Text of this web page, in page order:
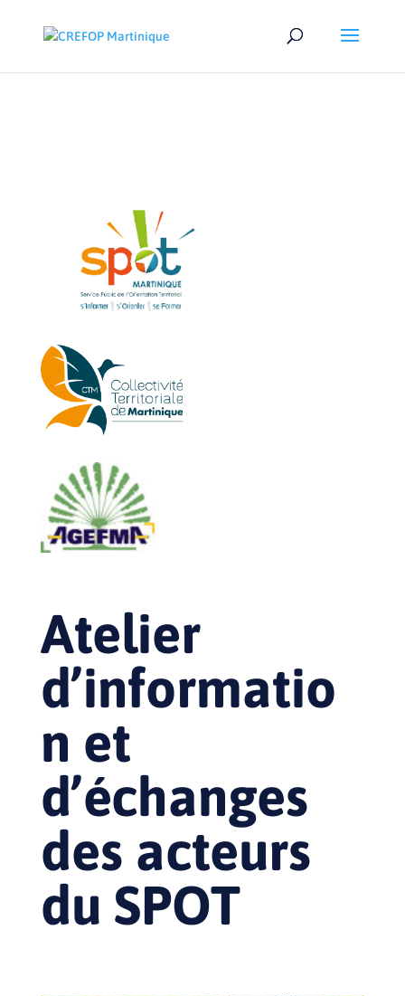
Atelier
d’informatio
n et
d’échanges
des acteurs
du SPOT